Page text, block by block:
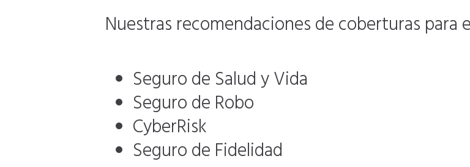
Nuestras recomendaciones de coberturas para
Seguro de Salud y Vida
Seguro de Robo
CyberRisk
Seguro de Fidelidad